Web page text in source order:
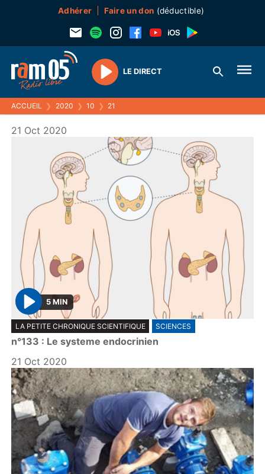
Adhérer Faire un don (déductible)
Play
LE DIRECT
ACCUEIL ❯ 2020 ❯ 10 ❯ 21
21 Oct 2020
P
l
a
y
5 MIN
LA PETITE CHRONIQUE SCIENTIFIQUE SCIENCES
n°133 : Le systeme endocrinien
21 Oct 2020